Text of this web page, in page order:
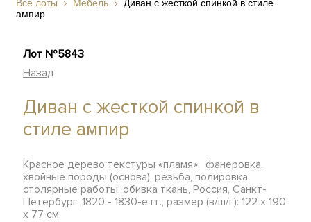
Все лоты Мебель
Диван с жесткой спинкой в стиле
ампир
Лот №5843
Назад
Диван с жесткой спинкой в
стиле ампир
Красное дерево текстуры «пламя», фанеровка,
хвойные породы (основа), резьба, полировка,
столярные работы, обивка ткань, Россия, Санкт-
Петербург, 1820 - 1830-е гг., размер (в/ш/г): 122 х 190
х 77 см